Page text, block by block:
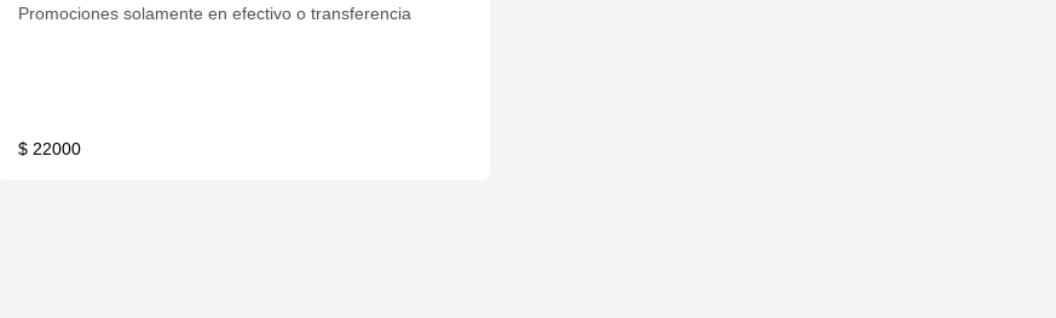
Promociones solamente en efectivo o transferencia
$ 22000